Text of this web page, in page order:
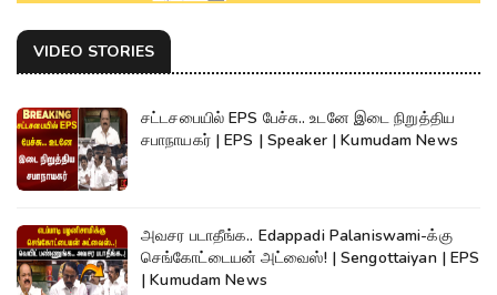
VIDEO STORIES
சட்டசபையில் EPS பேச்சு.. உடனே இடை நிறுத்திய
சபாநாயகர் | EPS | Speaker | Kumudam News
அவசர படாதீங்க.. Edappadi Palaniswami-க்கு
செங்கோட்டையன் அட்வைஸ்! | Sengottaiyan | EPS
| Kumudam News